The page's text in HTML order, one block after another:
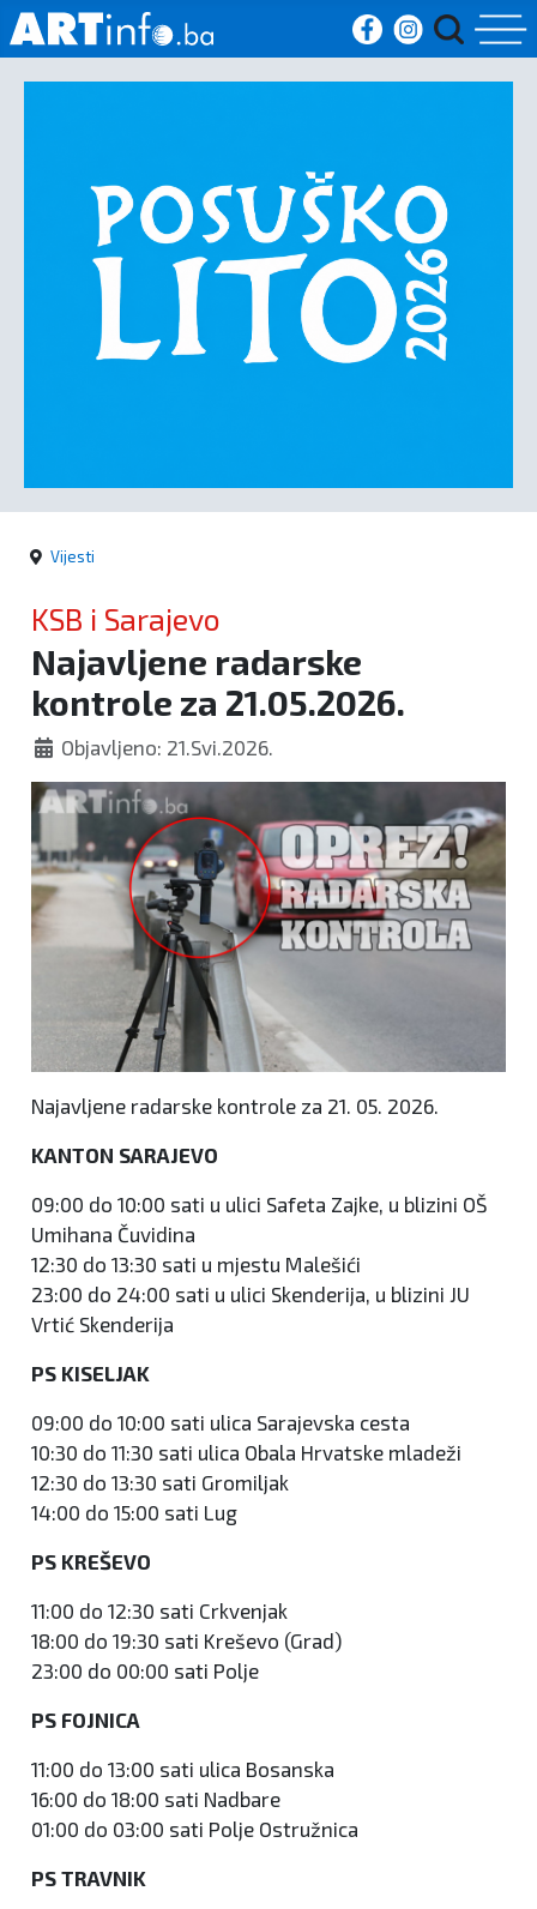
Sport
Kultura
Crna
Vijesti
KSB i Sarajevo
Najavljene radarske
kontrole za 21.05.2026.
Objavljeno: 21.Svi.2026.
Najavljene radarske kontrole za 21. 05. 2026.
KANTON SARAJEVO
09:00 do 10:00 sati u ulici Safeta Zajke, u blizini OŠ
Umihana Čuvidina
12:30 do 13:30 sati u mjestu Malešići
23:00 do 24:00 sati u ulici Skenderija, u blizini JU
Vrtić Skenderija
PS KISELJAK
09:00 do 10:00 sati ulica Sarajevska cesta
10:30 do 11:30 sati ulica Obala Hrvatske mladeži
12:30 do 13:30 sati Gromiljak
14:00 do 15:00 sati Lug
PS KREŠEVO
11:00 do 12:30 sati Crkvenjak
18:00 do 19:30 sati Kreševo (Grad)
23:00 do 00:00 sati Polje
PS FOJNICA
11:00 do 13:00 sati ulica Bosanska
16:00 do 18:00 sati Nadbare
01:00 do 03:00 sati Polje Ostružnica
PS TRAVNIK